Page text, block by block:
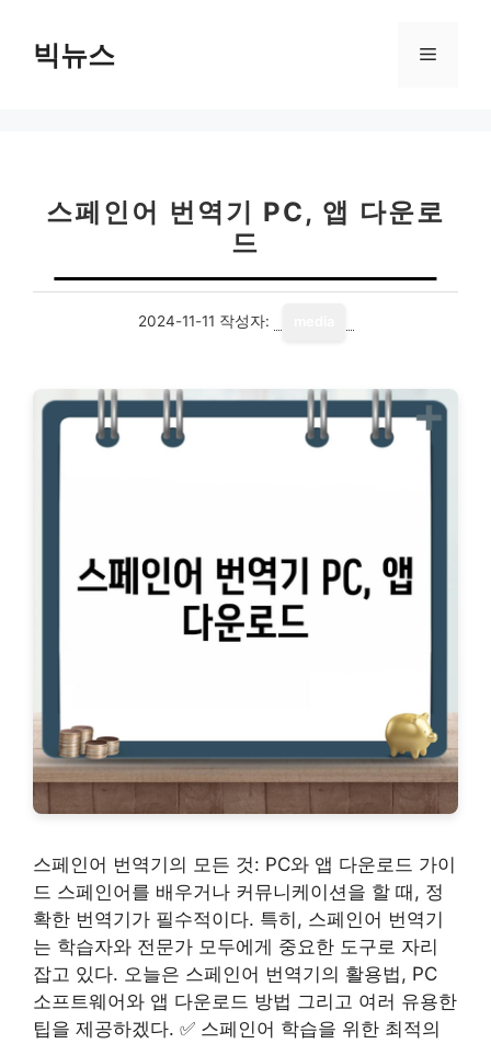
빅뉴스 메
스페인어 번역기 PC, 앱 다운로
드
2024-11-11 작성자:
스페인어 번역기의 모든 것: PC와 앱 다운로드 가이
드 스페인어를 배우거나 커뮤니케이션을 할 때, 정
확한 번역기가 필수적이다. 특히, 스페인어 번역기
는 학습자와 전문가 모두에게 중요한 도구로 자리
잡고 있다. 오늘은 스페인어 번역기의 활용법, PC
소프트웨어와 앱 다운로드 방법 그리고 여러 유용한
팁을 제공하겠다. ✅ 스페인어 학습을 위한 최적의